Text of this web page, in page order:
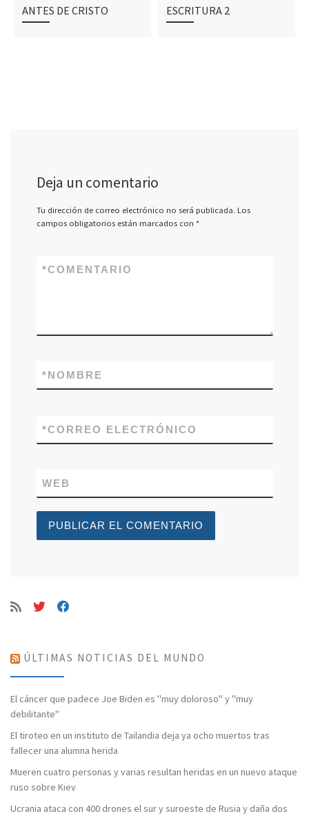
ANTES DE CRISTO
ESCRITURA 2
Deja un comentario
Tu dirección de correo electrónico no será publicada. Los
campos obligatorios están marcados con *
COMENTARIO
*
NOMBRE
*
CORREO ELECTRÓNICO
*
WEB
ÚLTIMAS NOTICIAS DEL MUNDO
El cáncer que padece Joe Biden es "muy doloroso" y "muy
debilitante"
El tiroteo en un instituto de Tailandia deja ya ocho muertos tras
fallecer una alumna herida
Mueren cuatro personas y varias resultan heridas en un nuevo ataque
ruso sobre Kiev
Ucrania ataca con 400 drones el sur y suroeste de Rusia y daña dos